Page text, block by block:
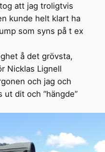
att jag troligtvis
kunde helt klart ha
som syns på t ex
å det grövsta,
Nicklas Lignell
och jag och
ut dit och ”hängde”